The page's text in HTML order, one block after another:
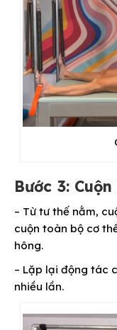
Bước 3:
– Từ tư thế nằm,
cuộn toàn bộ cơ
hông.
– Lặp lại động tác
nhiều lần.